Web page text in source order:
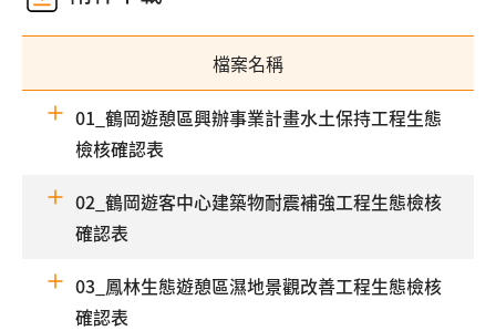
檔案名稱
01_鶴岡遊憩區興辦事業計畫水土保持工程生態
檢核確認表
02_鶴岡遊客中心建築物耐震補強工程生態檢核
確認表
03_鳳林生態遊憩區濕地景觀改善工程生態檢核
確認表